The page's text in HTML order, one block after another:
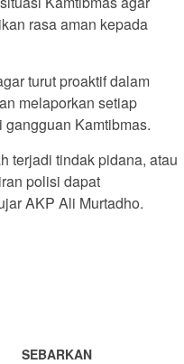
rasa aman kepada
turut proaktif dalam
melaporkan setiap
Kamtibmas.
terjadi tindak pidana, atau
polisi dapat
AKP Ali Murtadho.
SEBARKAN